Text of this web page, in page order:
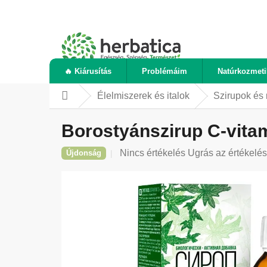
🔥 Kiárusítás Problémáim
KezdőlapÉlelmiszerek és italok Szirupok és
Borostyánszirup C-
Újdonság
A
értékelése
csillag.
Nincs értékelés Ugrás az